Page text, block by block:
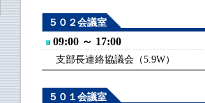
５０２会議室
09:00 ～ 17:00
支部長連絡協議会（5.9W）
５０１会議室